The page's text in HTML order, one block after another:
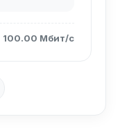
100.00 Мбит/с